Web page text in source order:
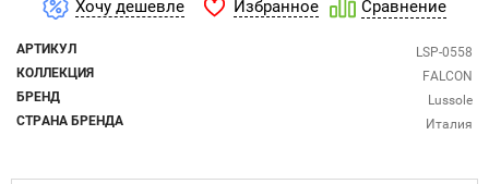
Хочу дешевле Избранное Сравнение
АРТИКУЛ
LSP-0558
КОЛЛЕКЦИЯ
FALCON
БРЕНД
Lussole
СТРАНА БРЕНДА
Италия